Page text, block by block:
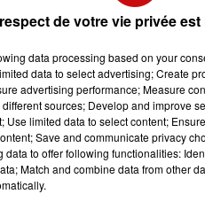
commandées par la
des rames d'essai
de SNCF Voyageurs,
prévue
sur la ligne Paris-Lyon-
seront mises en
de votre vie privée
data processing based on your
data to select advertising; Create
advertising performance; Measure
sources; Develop and improve
limited data to select content;
Save and communicate privacy
to offer following functionalities:
Match and combine data from other